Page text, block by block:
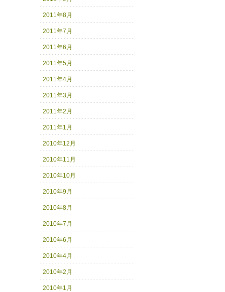
2011年8月
2011年7月
2011年6月
2011年5月
2011年4月
2011年3月
2011年2月
2011年1月
2010年12月
2010年11月
2010年10月
2010年9月
2010年8月
2010年7月
2010年6月
2010年4月
2010年2月
2010年1月